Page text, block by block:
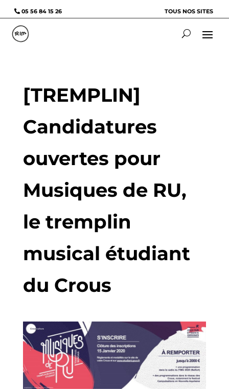
05 56 84 15 26 TOUS NOS SITES
[TREMPLIN]
Candidatures
ouvertes pour
Musiques de RU,
le tremplin
musical étudiant
du Crous